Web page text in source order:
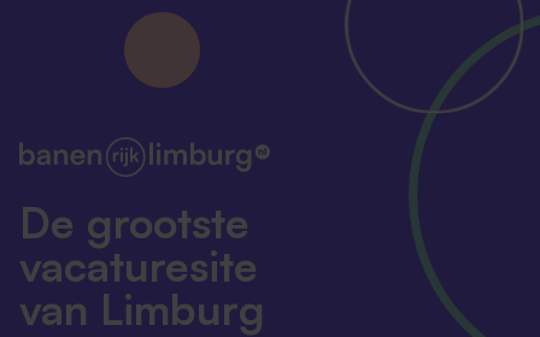
De grootste
vacaturesite
van Limburg